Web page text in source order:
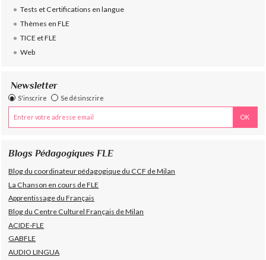
Tests et Certifications en langue
Thèmes en FLE
TICE et FLE
Web
Newsletter
S'inscrire Se désinscrire
Blogs Pédagogiques FLE
Blog du coordinateur pédagogique du CCF de Milan
La Chanson en cours de FLE
Apprentissage du Français
Blog du Centre Culturel Français de Milan
ACIDE-FLE
GABFLE
AUDIO LINGUA